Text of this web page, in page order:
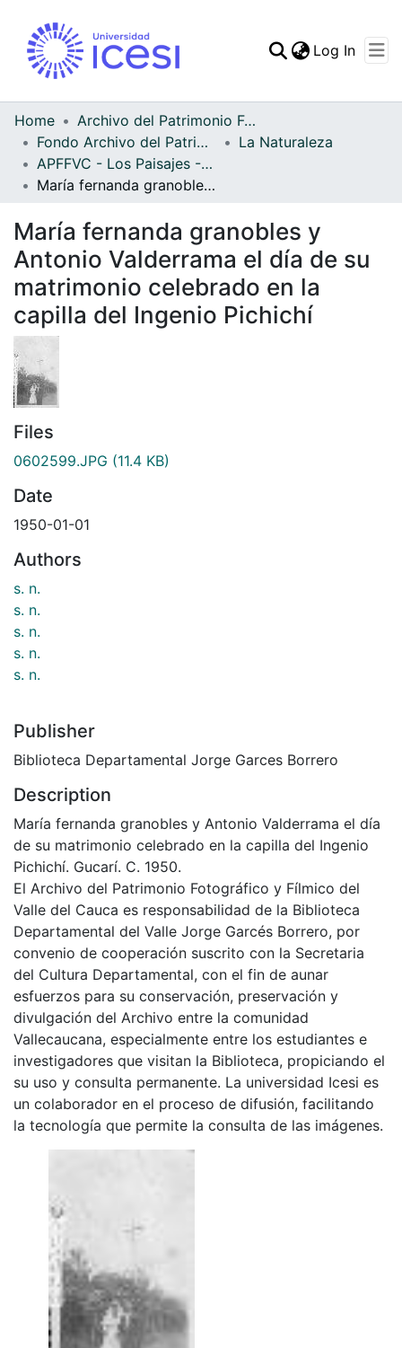
Statistics
Log In
Home
Archivo del Patrimonio Fotográfico y Fílmico del Valle del Cauca
Fondo Archivo del Patrimonio Fotográfico y Fílmico del Valle del Cauca
La Naturaleza
APFFVC - Los Paisajes - Patrimonial
María fernanda granobles y Antonio Valderrama el día de su matrimonio celebrado en la capilla del Ingenio Pichichí
María fernanda granobles y
Antonio Valderrama el día de su
matrimonio celebrado en la
capilla del Ingenio Pichichí
Files
0602599.JPG (11.4 KB)
Date
1950-01-01
Authors
s. n.
s. n.
s. n.
s. n.
s. n.
Publisher
Biblioteca Departamental Jorge Garces Borrero
Description
María fernanda granobles y Antonio Valderrama el día
de su matrimonio celebrado en la capilla del Ingenio
Pichichí. Gucarí. C. 1950.
El Archivo del Patrimonio Fotográfico y Fílmico del
Valle del Cauca es responsabilidad de la Biblioteca
Departamental del Valle Jorge Garcés Borrero, por
convenio de cooperación suscrito con la Secretaria
del Cultura Departamental, con el fin de aunar
esfuerzos para su conservación, preservación y
divulgación del Archivo entre la comunidad
Vallecaucana, especialmente entre los estudiantes e
investigadores que visitan la Biblioteca, propiciando el
su uso y consulta permanente. La universidad Icesi es
un colaborador en el proceso de difusión, facilitando
la tecnología que permite la consulta de las imágenes.